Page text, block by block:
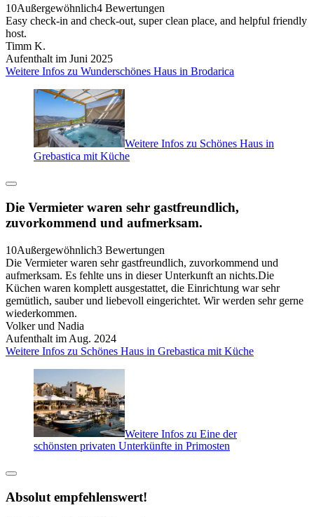
10Außergewöhnlich4 Bewertungen
Easy check-in and check-out, super clean place, and helpful friendly
host.
Timm K.
Aufenthalt im Juni 2025
Weitere Infos zu Wunderschönes Haus in Brodarica
Weitere Infos zu Schönes Haus in
Grebastica mit Küche
Die Vermieter waren sehr gastfreundlich,
zuvorkommend und aufmerksam.
10Außergewöhnlich3 Bewertungen
Die Vermieter waren sehr gastfreundlich, zuvorkommend und
aufmerksam. Es fehlte uns in dieser Unterkunft an nichts.Die
Küchen waren komplett ausgestattet, die Einrichtung war sehr
gemütlich, sauber und liebevoll eingerichtet. Wir werden sehr gerne
wiederkommen.
Volker und Nadia
Aufenthalt im Aug. 2024
Weitere Infos zu Schönes Haus in Grebastica mit Küche
Weitere Infos zu Eine der
schönsten privaten Unterkünfte in Primosten
Absolut empfehlenswert!